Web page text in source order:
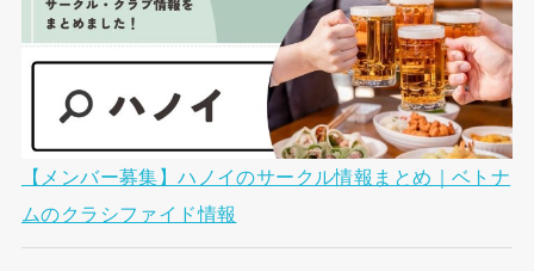
【メンバー募集】ハノイのサークル情報まとめ｜ベトナ
ムのクラシファイド情報